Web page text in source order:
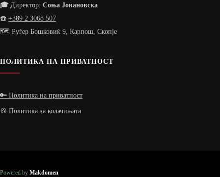
🎓 Директор: Соња Јовановска
☎️ +389 2 3068 507
🗺️ Руѓер Бошковиќ 9, Карпош, Скопје
ПОЛИТИКА НА ПРИВАТНОСТ
🔑 Политика на приватност
🍪 Политика за колачињата
Powered by Makdomen